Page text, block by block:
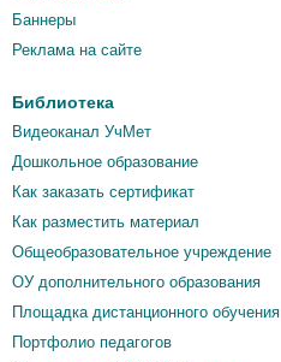
Баннеры
Реклама на сайте
Библиотека
Видеоканал УчМет
Дошкольное образование
Как заказать сертификат
Как разместить материал
Общеобразовательное учреждение
ОУ дополнительного образования
Площадка дистанционного обучения
Портфолио педагогов